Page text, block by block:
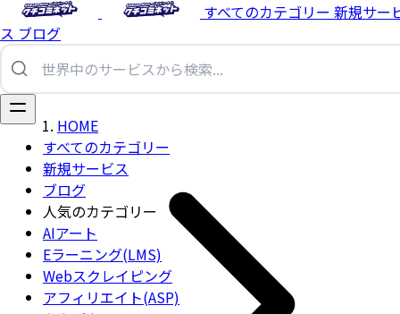
すべてのカテゴリー 新規サー
ス ブログ
すべてのカテゴリー
新規サービス
ブログ
人気のカテゴリー
AIアート
Eラーニング(LMS)
Webスクレイピング
アフィリエイト(ASP)
HOME